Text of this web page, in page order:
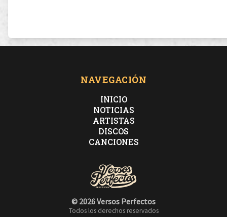
NAVEGACIÓN
INICIO
NOTICIAS
ARTISTAS
DISCOS
CANCIONES
© 2026 Versos Perfectos
Todos los derechos reservados